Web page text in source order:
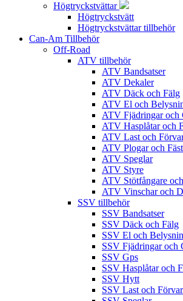
Högtryckstvättar
Högtryckstvätt
Högtryckstvättar tillbehör
Can-Am Tillbehör
Off-Road
ATV tillbehör
ATV Bandsatser
ATV Dekaler
ATV Däck och Fälg
ATV El och
ATV Fjädringar och
ATV Hasplåtar och
ATV Last och
ATV Plogar och
ATV Speglar
ATV Styre
ATV Stötfångare
ATV Vinschar och
SSV tillbehör
SSV Bandsatser
SSV Däck och Fälg
SSV El och
SSV Fjädringar och
SSV Gps
SSV Hasplåtar och
SSV Hytt
SSV Last och